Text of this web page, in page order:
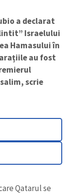
a declarat
Israelului
Hamasului în
au fost
scrie
Qatarul se